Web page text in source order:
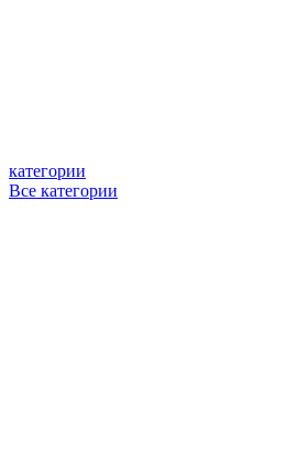
категории
Все категории